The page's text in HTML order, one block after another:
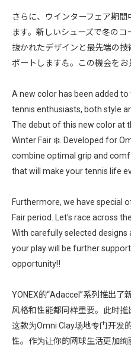
さらに、ウインターフェア期
ます。新しいシューズで冬の
抜かれたデザインと最先端の
ポートします💪。この機会をお
A new color has been added to
tennis enthusiasts, both style
The debut of this new color at
Winter Fair ❄️. Developed for
combine optimal grip and
that will make your tennis life
Furthermore, we have special
Fair period. Let's race across
With carefully selected
your play will be further
opportunity‼️
YONEX的“Adaccel”系列推出了
风格和性能都同样重要。此时
这款为Omni Clay场地专门开发
性。作为让你的网球生活更加绚